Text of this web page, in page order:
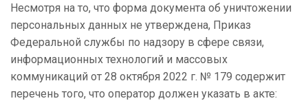
Несмотря на то, что форма документа об уничтожении
персональных данных не утверждена, Приказ
Федеральной службы по надзору в сфере связи,
информационных технологий и массовых
коммуникаций от 28 октября 2022 г. № 179 содержит
перечень того, что оператор должен указать в акте: